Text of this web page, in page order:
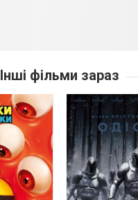
Інші фільми зараз